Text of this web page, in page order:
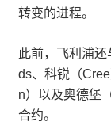
转变的进程。
此前，飞利浦
ds、科锐（
n）以及奥德堡
合约。